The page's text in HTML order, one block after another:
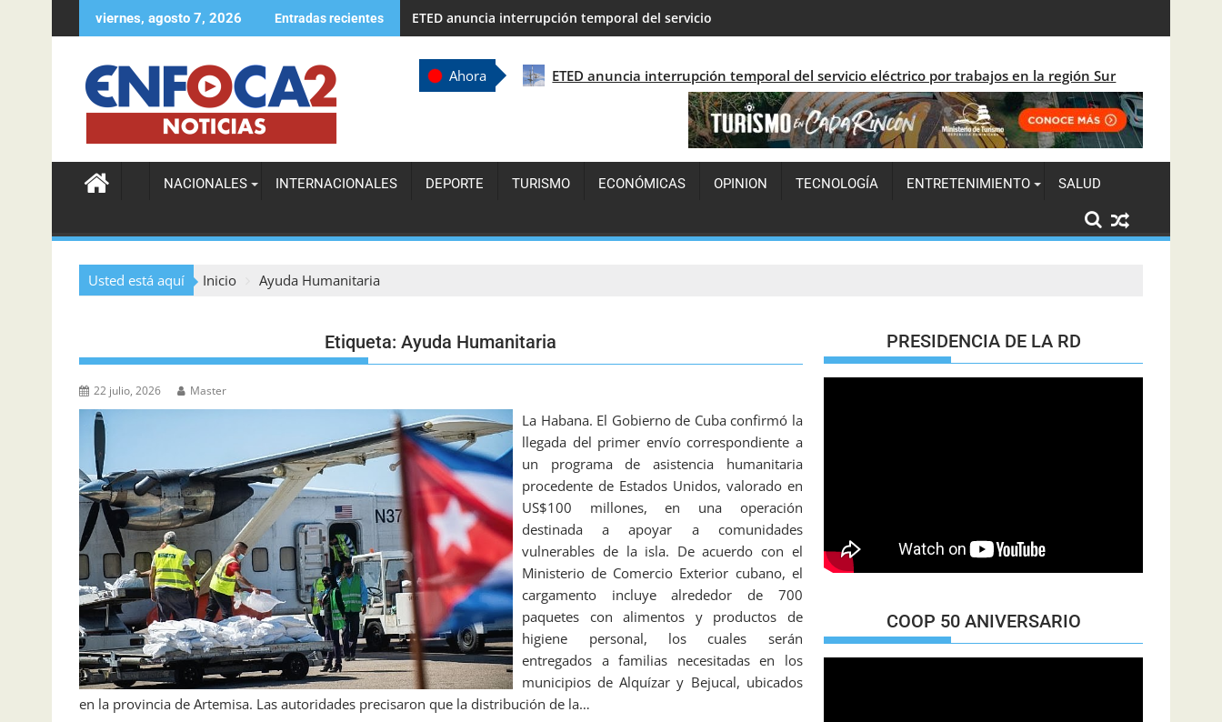
viernes, agosto 7, 2026 Entradas recientes LA GUERRA MÁS PELIGROSA ES LA QUE LLEVAS CONTRA TI MISMO
Ahora ETED anuncia interrupción temporal del servicio eléctrico por trabajos en la región Sur
NACIONALES INTERNACIONALES DEPORTE TURISMO ECONÓMICAS OPINION TECNOLOGÍA ENTRETENIMIENTO SALUD
Usted está aquí Inicio Ayuda Humanitaria
Etiqueta:Ayuda Humanitaria
22 julio, 2026 Master
La Habana. El Gobierno de Cuba confirmó la
llegada del primer envío correspondiente a
un programa de asistencia humanitaria
procedente de Estados Unidos, valorado en
US$100 millones, en una operación
destinada a apoyar a comunidades
vulnerables de la isla. De acuerdo con el
Ministerio de Comercio Exterior cubano, el
cargamento incluye alrededor de 700
paquetes con alimentos y productos de
higiene personal, los cuales serán
entregados a familias necesitadas en los
municipios de Alquízar y Bejucal, ubicados
en la provincia de Artemisa. Las autoridades precisaron que la distribución de la…
PRESIDENCIA DE LA RD
COOP 50 ANIVERSARIO